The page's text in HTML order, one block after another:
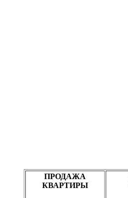
ПРОДАЖА
КВАРТИРЫ